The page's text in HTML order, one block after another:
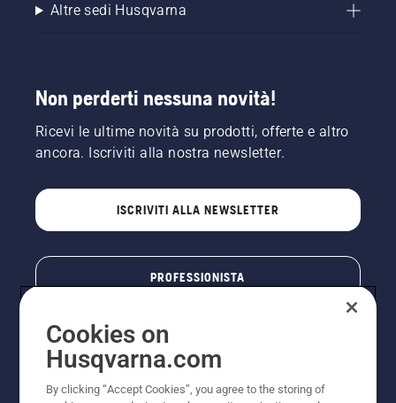
Altre sedi Husqvarna
Non perderti nessuna novità!
Ricevi le ultime novità su prodotti, offerte e altro
ancora. Iscriviti alla nostra newsletter.
ISCRIVITI ALLA NEWSLETTER
PROFESSIONISTA
Cookies on
Husqvarna.com
By clicking “Accept Cookies”, you agree to the storing of